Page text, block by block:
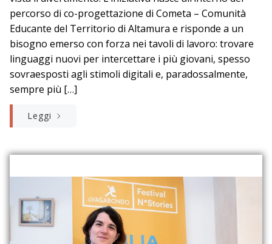
percorso di co-progettazione di Cometa – Comunità
Educante del Territorio di Altamura e risponde a un
bisogno emerso con forza nei tavoli di lavoro: trovare
linguaggi nuovi per intercettare i più giovani, spesso
sovraesposti agli stimoli digitali e, paradossalmente,
sempre più […]
Leggi